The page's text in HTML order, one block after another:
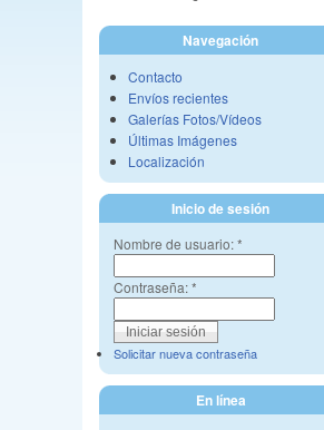
Navegación
Contacto
Envíos recientes
Galerías Fotos/Vídeos
Últimas Imágenes
Localización
Inicio de sesión
Nombre de usuario:*
Contraseña:*
Solicitar nueva contraseña
En línea